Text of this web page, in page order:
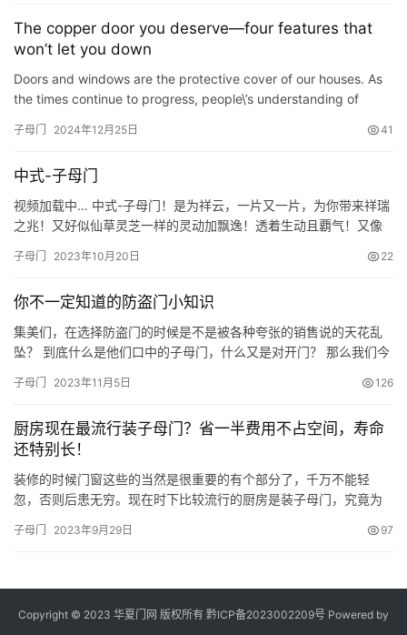
那些中小户型的房子，而且单门具有出色防盗性能，坚固耐用，深
受许…
The copper door you deserve—four features that
won’t let you down
Doors and windows are the protective cover of our houses. As
the times continue to progress, people\’s understanding of
子母门 2024年12月25日 41
中式-子母门
视频加载中… 中式-子母门！是为祥云，一片又一片，为你带来祥瑞
之兆！又好似仙草灵芝一样的灵动加飘逸！透着生动且覇气！又像
子母门 2023年10月20日 22
你不一定知道的防盗门小知识
集美们，在选择防盗门的时候是不是被各种夸张的销售说的天花乱
坠？ 到底什么是他们口中的子母门，什么又是对开门？ 那么我们今
最常见的就是防盗门单门和子母门了 其实单门和对开门可以相对来
门扇能够完整与门框闭合的门，我们就成为单门 单门的优势在于…
子母门 2023年11月5日 126
厨房现在最流行装子母门？省一半费用不占空间，寿命
还特别长！
装修的时候门窗这些的当然是很重要的有个部分了，千万不能轻
忽，否则后患无穷。现在时下比较流行的厨房是装子母门，究竟为
很多油烟，油烟要是飘进客厅就不好了，推拉门的密闭性又不高，
子母门 2023年9月29日 97
Copyright © 2023 华夏门网 版权所有 黔ICP备2023002209号 Powered by